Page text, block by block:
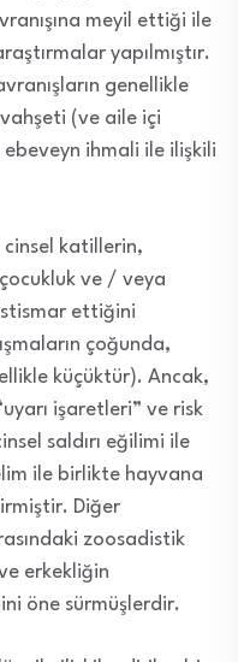
meyil ettiği ile
yapılmıştır.
genellikle
(ve aile içi
ihmali ile ilişkili
cinsel katillerin,
çocukluk ve / veya
ettiğini
çoğunda,
küçüktür). Ancak,
işaretleri” ve risk
saldırı eğilimi ile
ile birlikte hayvana
Diğer
zoosadistik
erkekliğin
öne sürmüşlerdir.